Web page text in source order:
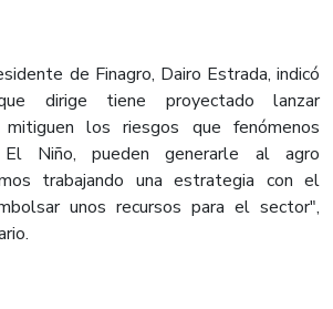
de Finagro, Dairo Estrada, indicó
dirige tiene proyectado lanzar
los riesgos que fenómenos
El Niño, pueden generarle al agro
trabajando una estrategia con el
unos recursos para el sector",